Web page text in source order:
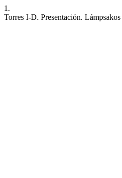
1.
Torres I-D. Presentación.